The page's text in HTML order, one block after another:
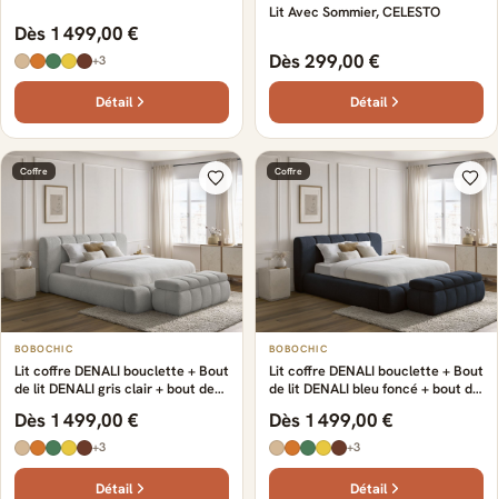
Dès 1 499,00 €
+3
Détail
Lit Avec Sommier, CELESTO
Dès 299,00 €
Détail
Coffre
BOBOCHIC
Lit coffre DENALI bouclette + Bout
de lit DENALI gris clair + bout de
Dès 1 499,00 €
+3
Détail
Coffre
BOBOCHIC
Lit coffre DENALI bouclette + Bout
de lit DENALI bleu foncé + bout de
Dès 1 499,00 €
+3
Détail